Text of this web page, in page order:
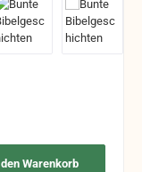
Warenkorb